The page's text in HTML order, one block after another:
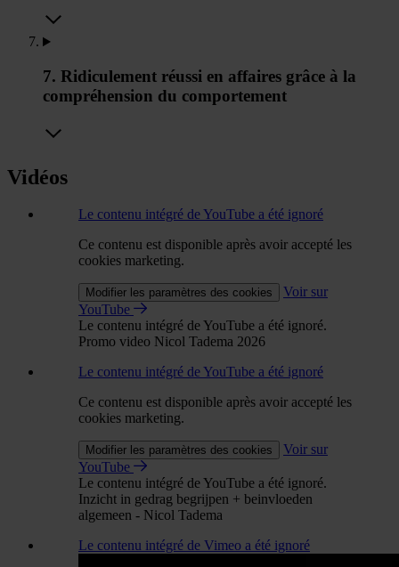
7. Ridiculement réussi en affaires grâce à la
compréhension du comportement
Vidéos
Le contenu intégré de YouTube a été ignoré
Ce contenu est disponible après avoir accepté les
cookies marketing.
Modifier les paramètres des cookies
Voir sur
YouTube
Le contenu intégré de YouTube a été ignoré.
Promo video Nicol Tadema 2026
Le contenu intégré de YouTube a été ignoré
Ce contenu est disponible après avoir accepté les
cookies marketing.
Modifier les paramètres des cookies
Voir sur
YouTube
Le contenu intégré de YouTube a été ignoré.
Inzicht in gedrag begrijpen + beinvloeden
algemeen - Nicol Tadema
Le contenu intégré de Vimeo a été ignoré